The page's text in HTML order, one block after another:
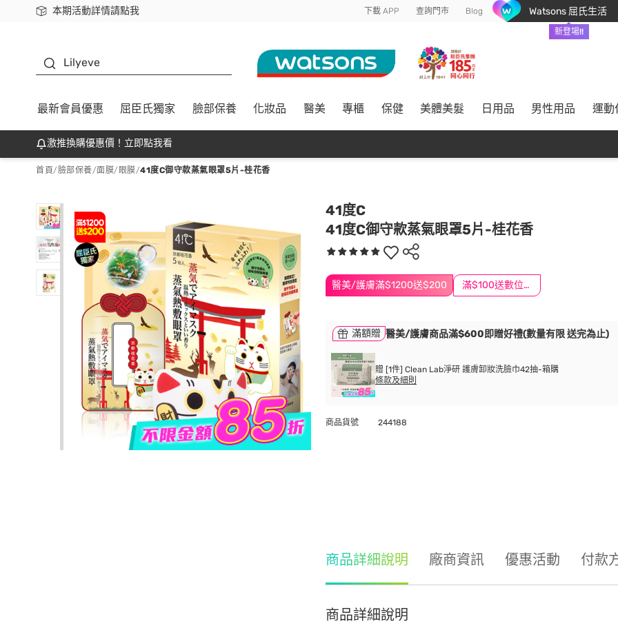
本期活動詳情請點我
下載app最高回饋$350 下載 APP 查詢門市 Blog Watsons 屈氏生活
新登場!!
Lilyeve
最新會員優惠 屈臣氏獨家 臉部保養 化妝品 醫美 專櫃 保健 美體美髮 日用品 男性用品 運動
激推換購優惠價！立即點我看
首頁/臉部保養/面膜/ 眼膜/41度C御守款蒸氣眼罩5片-桂花香
41度C
41度C御守款蒸氣眼罩5片-桂花香
醫美/護膚滿$1200送$200 滿$100送數位印花
滿額贈 醫美/護膚商品滿$600即贈好禮(數量有限 送完為止)
贈 [1件] Clean Lab淨研 護膚卸妝洗臉巾42抽-箱購
條款及細則
商品貨號 244188
商品詳細說明 廠商資訊 優惠活動 付款
商品詳細說明